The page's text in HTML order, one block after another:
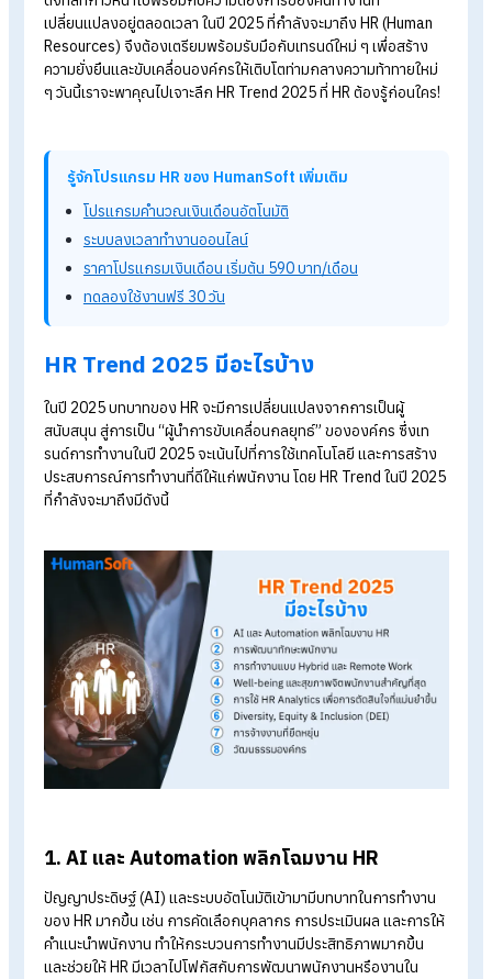
ทำความรู้จักสายงาน HR และหน้าที่หลักของ HR
ไขความลับChatGPT คืออะไร เข้ามาช่วยเหลืองาน HR ได้อย่า
Action Plan HR คืออะไร?เขียนแผนอย่างไรให้พาธุรกิจปังได้
HR มือใหม่ห้ามพลาด!ACTION PLAN วางแผนงานประจำปีข
HR Trend 2025
โลกของทำงานในปัจจุบันเปลี่ยนแปลงไปอย่างรวดเร็ว ด้วยเทคโน
ดิจิทัลที่ก้าวหน้าไปพร้อมกับความต้องการของคนทำงานที่
เปลี่ยนแปลงอยู่ตลอดเวลา ในปี 2025 ที่กำลังจะมาถึง HR
Resources) จึงต้องเตรียมพร้อมรับมือกับเทรนด์ใหม่ ๆ เพื่อสร้าง
ความยั่งยืนและขับเคลื่อนองค์กรให้เติบโตท่ามกลางความท้าทายใ
รู้จักโปรแกรม HR ของ HumanSoft เพิ่มเติม
ระบบลงเวลาทำงานออนไลน์
ราคาโปรแกรมเงินเดือน เริ่มต้น 590 บาท/เดือน
ทดลองใช้งานฟรี 30 วัน
HR Trend 2025 มีอะไรบ้าง
ในปี 2025 บทบาทของ HR จะมีการเปลี่ยนแปลงจากการเป็นผู้
สนับสนุน สู่การเป็น “ผู้นำการขับเคลื่อนกลยุทธ์” ขององค์กร ซึ่งเท
ที่กำลังจะมาถึงมีดังนี้